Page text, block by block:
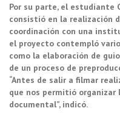
Por su parte, el estudiante
consistió en la realización
coordinación con una
el proyecto contempló
como la elaboración de
de un proceso de
“Antes de salir a filmar
que nos permitió organizar
documental”, indicó.